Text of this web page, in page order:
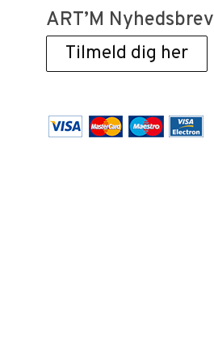
ART’M Nyhedsbrev
Tilmeld dig her